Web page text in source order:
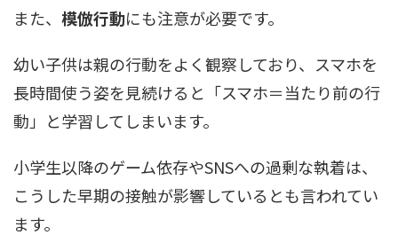
また、 模倣行動にも注意が必要です。
幼い子供は親の行動をよく観察しており、スマホを
長時間使う姿を見続けると「スマホ＝当たり前の行
動」と学習してしまいます。
小学生以降のゲーム依存やSNSへの過剰な執着は、
こうした早期の接触が影響しているとも言われてい
ます。